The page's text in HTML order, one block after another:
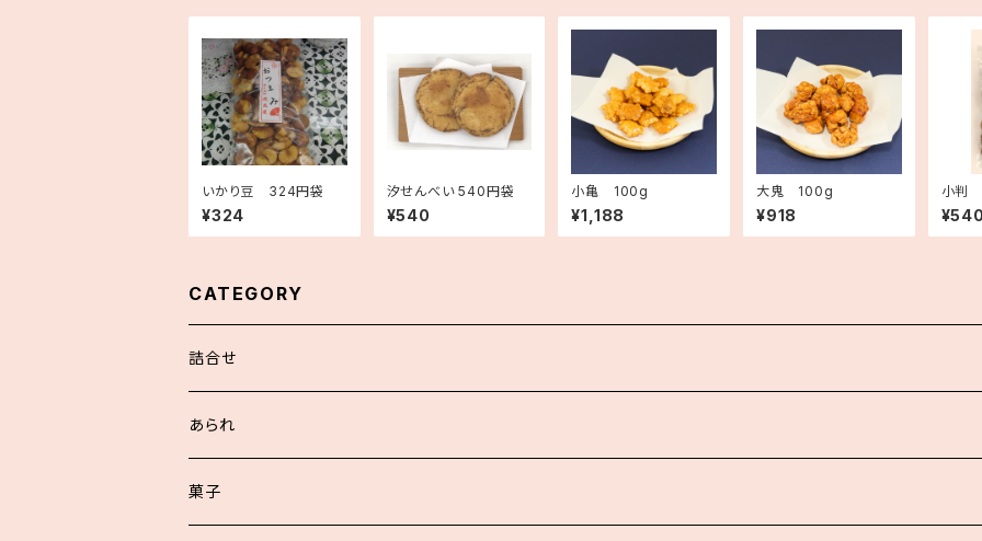
いかり豆 324円袋
¥324
汐せんべい 540円袋
¥540
小亀 100g
¥1,188
大鬼 100g
¥918
小判
CATEGORY
詰合せ
浮世あられ詰合せ
お好詰合せ
あられ
菓子